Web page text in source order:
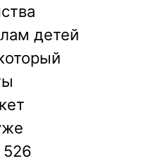
детей